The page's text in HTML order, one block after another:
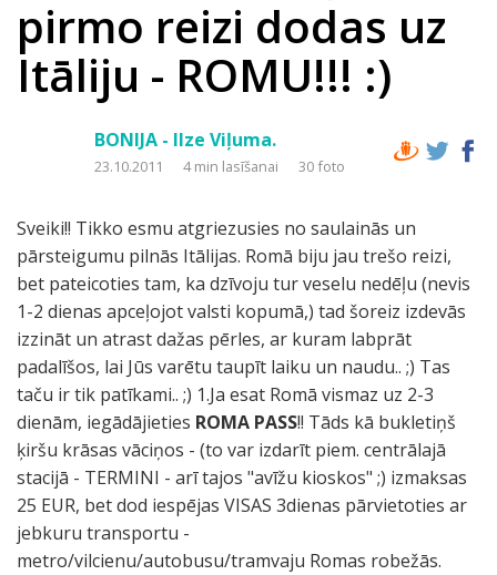
pirmo reizi dodas uz
Itāliju - ROMU!!! :)
BONIJA - Ilze Viļuma.
23.10.2011 4 min lasīšanai 30 foto
Sveiki!! Tikko esmu atgriezusies no saulainās un
pārsteigumu pilnās Itālijas. Romā biju jau trešo reizi,
bet pateicoties tam, ka dzīvoju tur veselu nedēļu (nevis
1-2 dienas apceļojot valsti kopumā,) tad šoreiz izdevās
izzināt un atrast dažas pērles, ar kuram labprāt
padalīšos, lai Jūs varētu taupīt laiku un naudu.. ;) Tas
taču ir tik patīkami.. ;) 1.Ja esat Romā vismaz uz 2-3
dienām, iegādājieties ROMA PASS!! Tāds kā bukletiņš
ķiršu krāsas vāciņos - (to var izdarīt piem. centrālajā
stacijā - TERMINI - arī tajos "avīžu kioskos" ;) izmaksas
25 EUR, bet dod iespējas VISAS 3dienas pārvietoties ar
jebkuru transportu -
metro/vilcienu/autobusu/tramvaju Romas robežās.